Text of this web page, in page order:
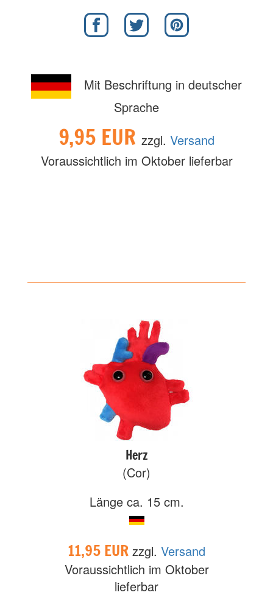
Mit Beschriftung in deutscher
Sprache
9,95 EUR zzgl. Versand
Voraussichtlich im Oktober lieferbar
Herz
(Cor)
Länge ca. 15 cm.
11,95 EUR zzgl. Versand
Voraussichtlich im Oktober
lieferbar